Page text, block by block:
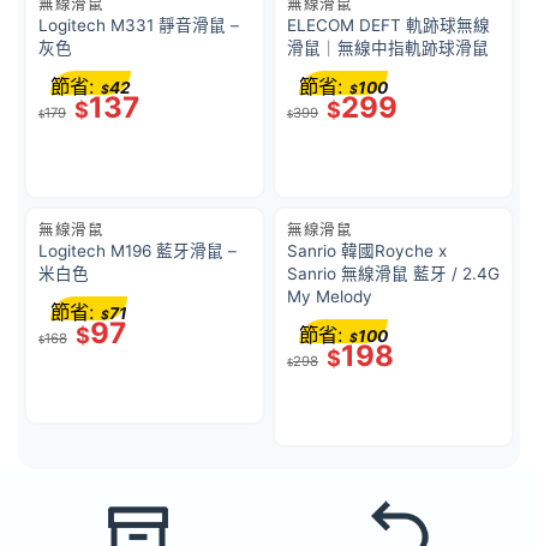
無線滑鼠
Logitech M331 靜音滑鼠 –
灰色
$179 $137
節省: $42
無線滑鼠
ELECOM DEFT 軌跡球無線
滑鼠｜無線中指軌跡球滑鼠
$399 $299
節省: $100
無線滑鼠
Logitech M196 藍牙滑鼠 –
米白色
$168 $97
節省: $71
無線滑鼠
Sanrio 韓國Royche x
Sanrio 無線滑鼠 藍牙 / 2.4G
My Melody
$298 $198
節省: $100